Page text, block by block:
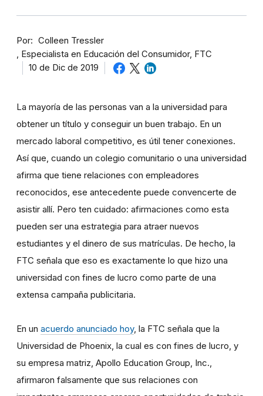
Por
Colleen Tressler
Especialista en Educación del Consumidor, FTC
10 de Dic de 2019
La mayoría de las personas van a la universidad para
obtener un título y conseguir un buen trabajo. En un
mercado laboral competitivo, es útil tener conexiones.
Así que, cuando un colegio comunitario o una universidad
afirma que tiene relaciones con empleadores
reconocidos, ese antecedente puede convencerte de
asistir allí. Pero ten cuidado: afirmaciones como esta
pueden ser una estrategia para atraer nuevos
estudiantes y el dinero de sus matrículas. De hecho, la
FTC señala que eso es exactamente lo que hizo una
universidad con fines de lucro como parte de una
extensa campaña publicitaria.
En un acuerdo anunciado hoy, la FTC señala que la
Universidad de Phoenix, la cual es con fines de lucro, y
su empresa matriz, Apollo Education Group, Inc.,
afirmaron falsamente que sus relaciones con